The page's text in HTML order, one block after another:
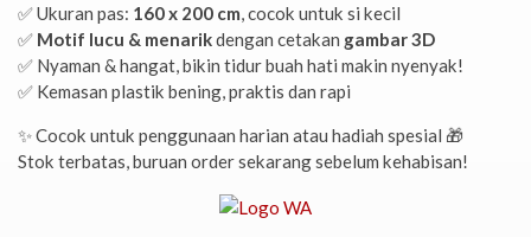
✅ Ukuran pas: 160 x 200 cm, cocok untuk si kecil
✅ Motif lucu & menarikdengan cetakan gambar 3D
✅ Nyaman & hangat, bikin tidur buah hati makin nyenyak!
✅ Kemasan plastik bening, praktis dan rapi
✨ Cocok untuk penggunaan harian atau hadiah spesial 🎁
Stok terbatas, buruan order sekarang sebelum kehabisan!